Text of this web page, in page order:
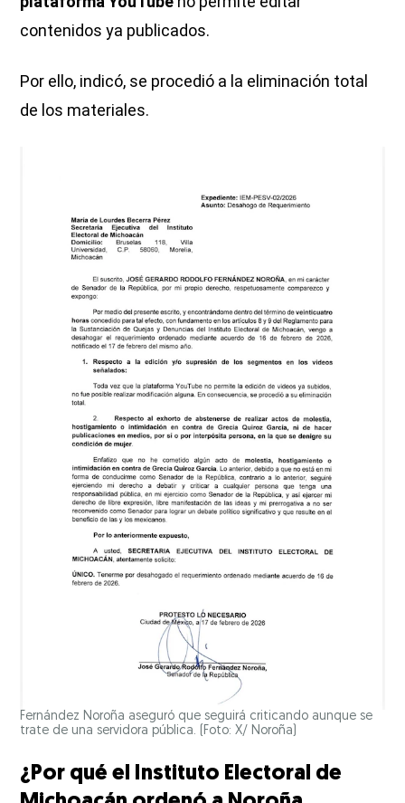
contenidos ya publicados.
Por ello, indicó, se procedió a la eliminación total
de los materiales.
Fernández Noroña aseguró que seguirá criticando aunque se
trate de una servidora pública. (Foto: X/ Noroña)
¿Por qué el Instituto Electoral de